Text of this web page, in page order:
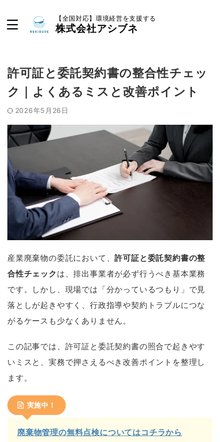
【全国対応】環境経営を支援する
株式会社アシブネ
許可証と委託契約書の整合性チェッ
ク｜よくあるミスと改善ポイント
2026年5月26日
産業廃棄物の委託において、許可証と委託契約書の整
合性チェック は、排出事業者が必ず行うべき基本業務
です。しかし、現場では「分かっているつもり」で見
落としが起きやすく、行政指導や契約トラブルにつな
がるケースも少なくありません。
この記事では、許可証と委託契約書の照合で起きやす
いミスと、実務で押さえるべき改善ポイントを整理し
ます。
実施中！
廃棄物管理の無料点検についてはコチラから